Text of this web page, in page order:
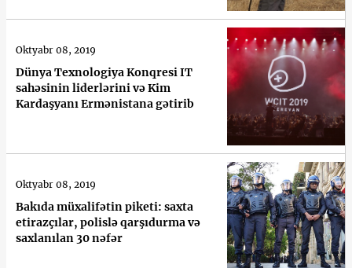
Dünya Texnologiya Konqresi IT
sahəsinin liderlərini və Kim
Kardaşyanı Ermənistana gətirib
Oktyabr 08, 2019
Bakıda müxalifətin piketi: saxta
etirazçılar, polislə qarşıdurma və
saxlanılan 30 nəfər
Oktyabr 08, 2019